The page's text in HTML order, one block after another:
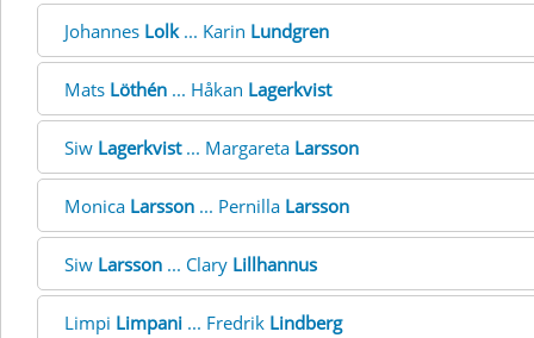
Johannes Lolk... Karin Lundgren
Mats Löthén ... Håkan Lagerkvist
Siw Lagerkvist... Margareta Larsson
Monica Larsson ... Pernilla Larsson
Siw Larsson ... Clary Lillhannus
Limpi Limpani ... Fredrik Lindberg